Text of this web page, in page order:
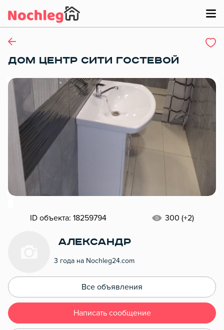
ДОМ ЦЕНТР СИТИ ГОСТЕВОЙ
ID объекта: 18259794 300 (+2)
александр
3 года на Nochleg24.com
Все объявления
Написать сообщение